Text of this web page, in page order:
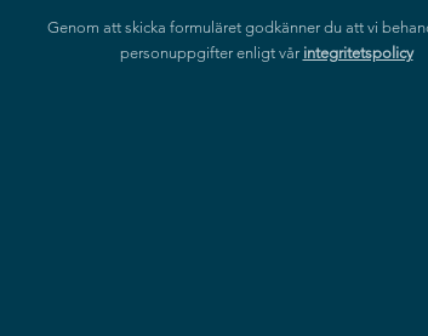
Genom att skicka formuläret godkänner du att vi
personuppgifter enligt vår integritetspolicy